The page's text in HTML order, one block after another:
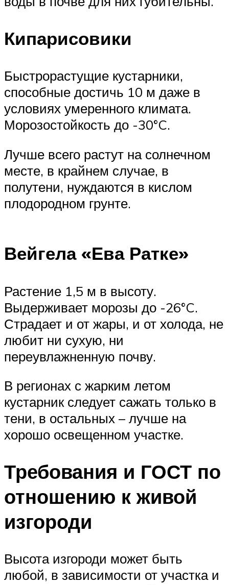
Кипарисовики
Быстрорастущие кустарники,
способные достичь 10 м даже в
условиях умеренного климата.
Морозостойкость до -30°C.
Лучше всего растут на солнечном
месте, в крайнем случае, в
полутени, нуждаются в кислом
плодородном грунте.
Вейгела «Ева Ратке»
Растение 1,5 м в высоту.
Выдерживает морозы до -26°C.
Страдает и от жары, и от холода, не
любит ни сухую, ни
переувлажненную почву.
В регионах с жарким летом
кустарник следует сажать только в
тени, в остальных – лучше на
хорошо освещенном участке.
Требования и ГОСТ по
отношению к живой
изгороди
Высота изгороди может быть
любой, в зависимости от участка и